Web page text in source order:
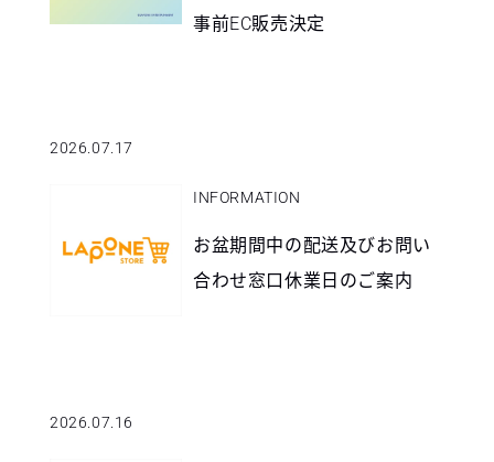
事前EC販売決定
2026.07.17
INFORMATION
お盆期間中の配送及びお問い
合わせ窓口休業日のご案内
2026.07.16